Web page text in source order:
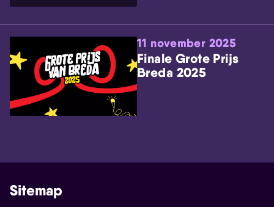
11 november 2025
Finale Grote Prijs
Breda 2025
Sitemap